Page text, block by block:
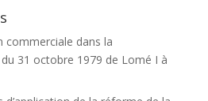
commerciale dans la
du 31 octobre 1979 de Lomé I à